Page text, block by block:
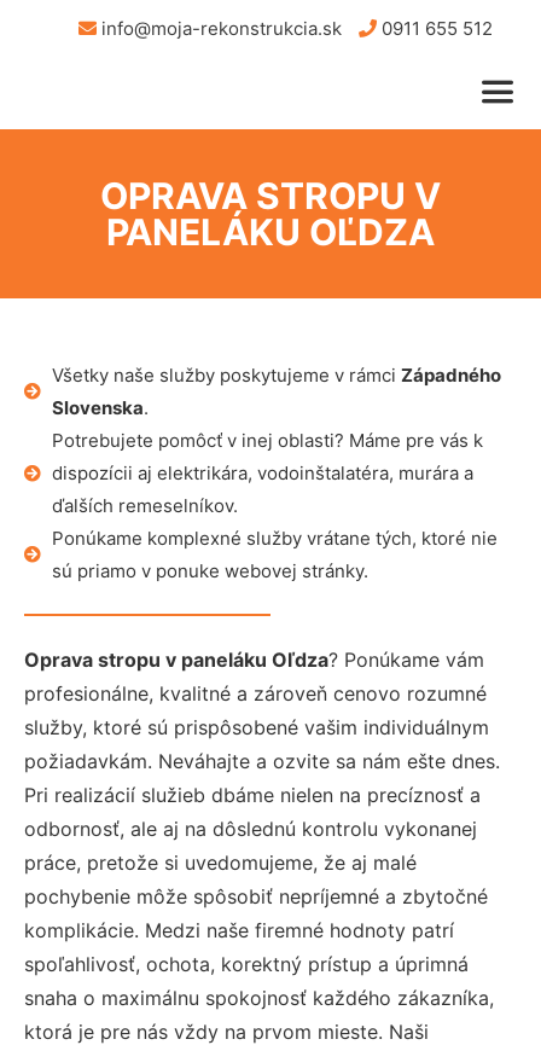
info@moja-rekonstrukcia.sk 0911 655 512
OPRAVA STROPU V
PANELÁKU OĽDZA
Všetky naše služby poskytujeme v rámci Západného
Slovenska.
Potrebujete pomôcť v inej oblasti? Máme pre vás k
dispozícii aj elektrikára, vodoinštalatéra, murára a
ďalších remeselníkov.
Ponúkame komplexné služby vrátane tých, ktoré nie
sú priamo v ponuke webovej stránky.
Oprava stropu v paneláku Oľdza? Ponúkame vám
profesionálne, kvalitné a zároveň cenovo rozumné
služby, ktoré sú prispôsobené vašim individuálnym
požiadavkám. Neváhajte a ozvite sa nám ešte dnes.
Pri realizácií služieb dbáme nielen na precíznosť a
odbornosť, ale aj na dôslednú kontrolu vykonanej
práce, pretože si uvedomujeme, že aj malé
pochybenie môže spôsobiť nepríjemné a zbytočné
komplikácie. Medzi naše firemné hodnoty patrí
spoľahlivosť, ochota, korektný prístup a úprimná
snaha o maximálnu spokojnosť každého zákazníka,
ktorá je pre nás vždy na prvom mieste. Naši